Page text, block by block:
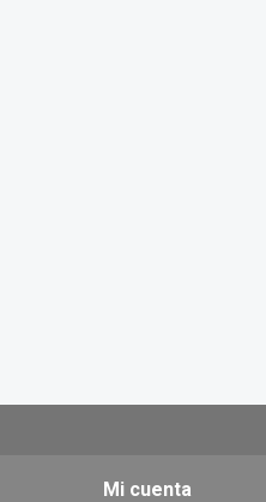
Mi cuenta